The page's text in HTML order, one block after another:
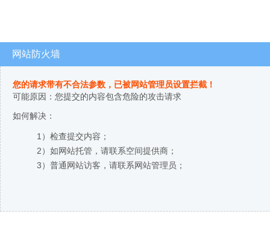
网站防火墙
您的请求带有不合法参数，已被网站管理员设置拦截！
可能原因：您提交的内容包含危险的攻击请求
如何解决：
1）检查提交内容；
2）如网站托管，请联系空间提供商；
3）普通网站访客，请联系网站管理员；